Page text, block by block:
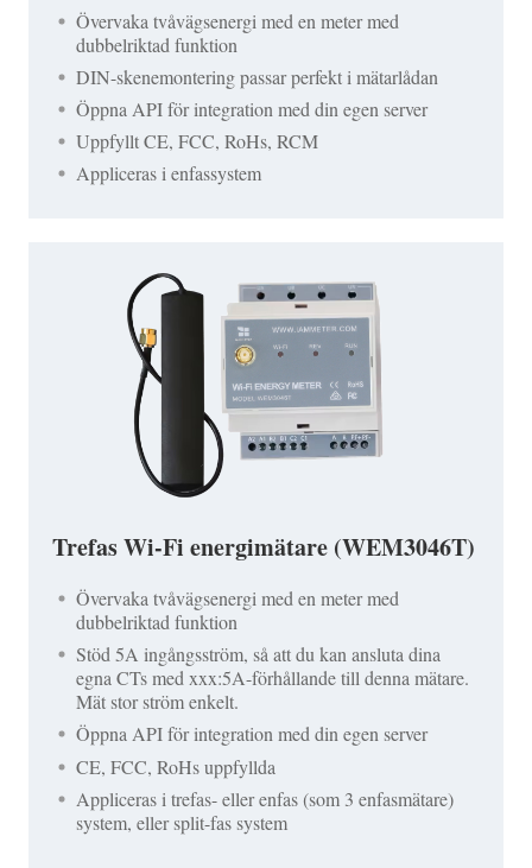
Övervaka tvåvägsenergi med en meter med
dubbelriktad funktion
DIN-skenemontering passar perfekt i mätarlådan
Öppna API för integration med din egen server
Uppfyllt CE, FCC, RoHs, RCM
Appliceras i enfassystem
Trefas Wi-Fi energimätare (WEM3046T)
Övervaka tvåvägsenergi med en meter med
dubbelriktad funktion
Stöd 5A ingångsström, så att du kan ansluta dina
egna CTs med xxx:5A-förhållande till denna mätare.
Mät stor ström enkelt.
Öppna API för integration med din egen server
CE, FCC, RoHs uppfyllda
Appliceras i trefas- eller enfas (som 3 enfasmätare)
system, eller split-fas system